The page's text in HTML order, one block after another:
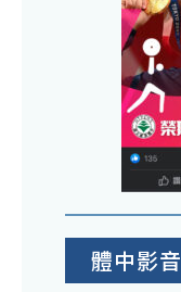
體中影音